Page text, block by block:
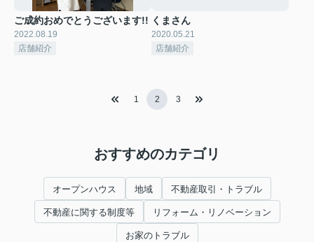
ご成約おめでとうございます!!
2022.08.19
店舗紹介
くまさん
2020.05.21
店舗紹介
1 2 3
おすすめのカテゴリ
オープンハウス 地域 不動産取引・トラブル
不動産に関する制度等 リフォーム・リノベーション
お家のトラブル